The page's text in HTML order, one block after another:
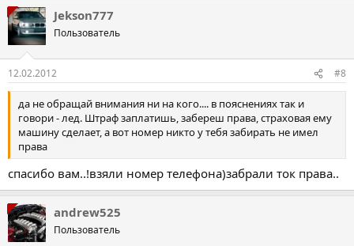
Jekson777
Пользователь
12.02.2012 #8
да не обращай внимания ни на кого.... в пояснениях так и
говори - лед. Штраф заплатишь, забереш права, страховая ему
машину сделает, а вот номер никто у тебя забирать не имел
права
спасибо вам..!взяли номер телефона)забрали ток права..
andrew525
Пользователь